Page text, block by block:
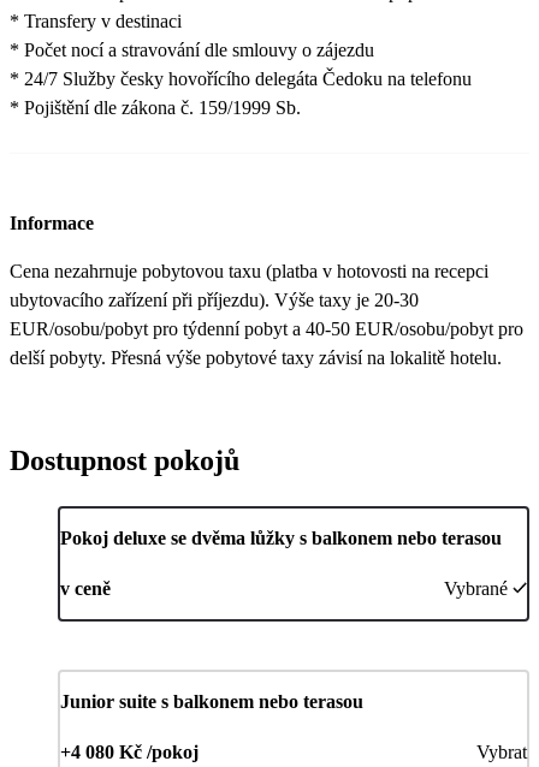
* Transfery v destinaci
* Počet nocí a stravování dle smlouvy o zájezdu
* 24/7 Služby česky hovořícího delegáta Čedoku na telefonu
* Pojištění dle zákona č. 159/1999 Sb.
Informace
Cena nezahrnuje pobytovou taxu (platba v hotovosti na recepci
ubytovacího zařízení při příjezdu). Výše taxy je 20-30
EUR/osobu/pobyt pro týdenní pobyt a 40-50 EUR/osobu/pobyt pro
delší pobyty. Přesná výše pobytové taxy závisí na lokalitě hotelu.
Dostupnost pokojů
Pokoj deluxe se dvěma lůžky s balkonem nebo terasou
v ceně Vybrané
Junior suite s balkonem nebo terasou
+4 080 Kč /pokoj Vybrat